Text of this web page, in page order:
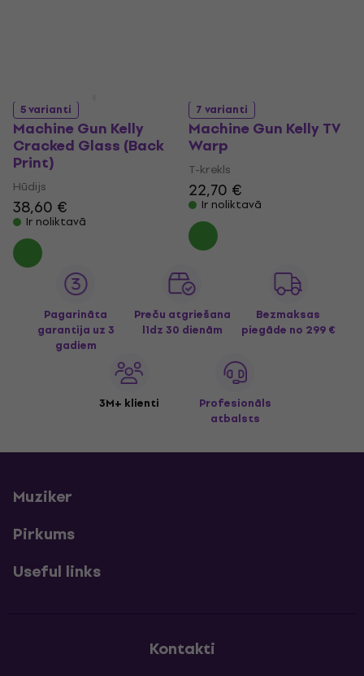
5 varianti
Machine Gun Kelly
Cracked Glass (Back
Print)
Hūdijs
38,60 €
Ir noliktavā
7 varianti
Machine Gun Kelly TV
Warp
T-krekls
22,70 €
Ir noliktavā
Pagarināta
garantija uz 3
gadiem
Preču atgriešana
līdz 30 dienām
Bezmaksas
piegāde no 299 €
3M+ klienti
Profesionāls
atbalsts
Muziker
Pirkums
Useful links
Kontakti